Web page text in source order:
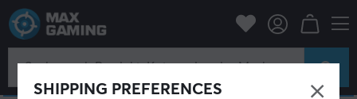
SHIPPING PREFERENCES